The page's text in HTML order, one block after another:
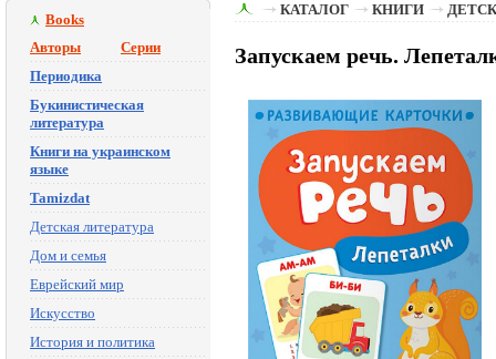
Books
Авторы
Серии
Периодика
Букинистическая
литература
Книги на украинском
языке
Tamizdat
Детская литература
Дом и семья
Еврейский мир
Искусство
История и политика
КАТАЛОГ КНИГИ
Запускаем речь.